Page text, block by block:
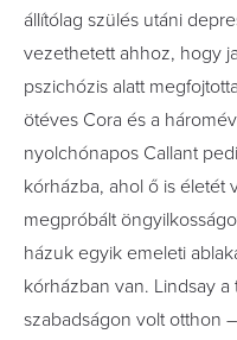
állítólag szülés utáni
vezethetett ahhoz, hogy
pszichózis alatt
ötéves Cora és a
nyolchónapos Callant
kórházba, ahol ő is életét
megpróbált
házuk egyik emeleti
kórházban van. Lindsay
szabadságon volt otthon